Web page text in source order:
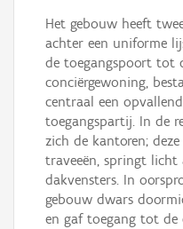
Het gebouw heeft
achter een uniforme
de toegangspoort tot
conciërgewoning,
centraal een
toegangspartij. In de
zich de kantoren;
traveeën, springt licht
dakvensters. In
gebouw dwars
en gaf toegang tot de